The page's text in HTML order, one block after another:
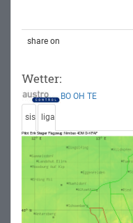
share on
Wetter:
BO OH TE
sis liga